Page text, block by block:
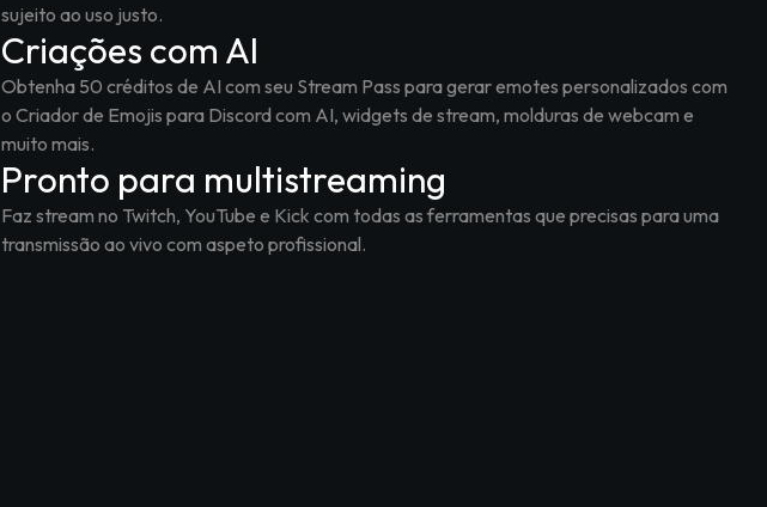
sujeito ao uso justo.
Criações com AI
Obtenha 50 créditos de AI com seu Stream Pass para gerar emotes personalizados com
o Criador de Emojis para Discord com AI, widgets de stream, molduras de webcam e
muito mais.
Pronto para multistreaming
Faz stream no Twitch, YouTube e Kick com todas as ferramentas que precisas para uma
transmissão ao vivo com aspeto profissional.